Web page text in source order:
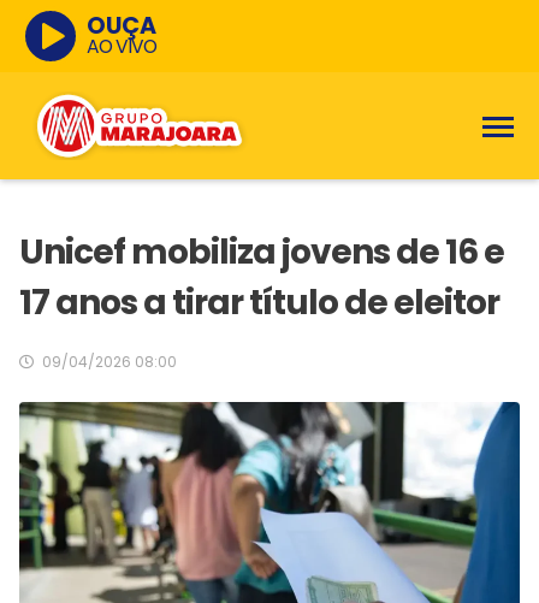
OUÇA
AO VIVO
Unicef mobiliza jovens de 16 e
17 anos a tirar título de eleitor
09/04/2026 08:00